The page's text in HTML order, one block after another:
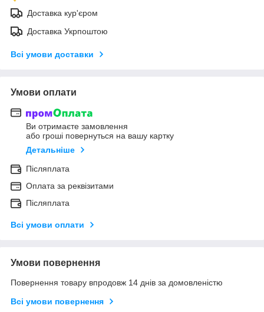
Доставка кур'єром
Доставка Укрпоштою
Всі умови доставки
Умови оплати
Ви отримаєте замовлення
або гроші повернуться на вашу картку
Детальніше
Післяплата
Оплата за реквізитами
Післяплата
Всі умови оплати
Умови повернення
Повернення товару впродовж 14 днів за домовленістю
Всі умови повернення